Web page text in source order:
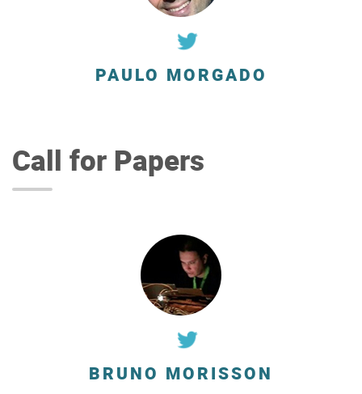
PAULO MORGADO
Call for Papers
BRUNO MORISSON